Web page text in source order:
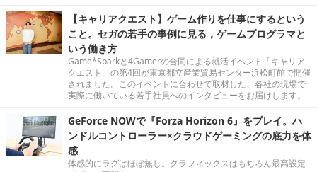
【キャリアクエスト】ゲーム作りを仕事にするという
こと。セガの若手の事例に見る，ゲームプログラマと
いう働き方
Game*Sparkと4Gamerの合同による就活イベント「キャリア
クエスト」の第4回が東京都立産業貿易センター浜松町館で開催
されました。このイベントに合わせて取材した、各社の現場で
実際に働いている若手社員へのインタビューをお届けします。
GeForce NOWで『Forza Horizon 6』をプレイ。ハ
ンドルコントローラー×クラウドゲーミングの底力を体
感
体感的にラグはほぼ無し。グラフィックスはもちろん最高設定